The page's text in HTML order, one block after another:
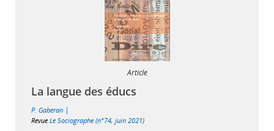
Article
La langue des éducs
P. Gaberan |
Revue Le Sociographe (n°74, juin 2021)